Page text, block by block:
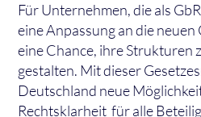
Für Unternehmen, die als
eine Anpassung an die
eine Chance, ihre
gestalten. Mit dieser
Deutschland neue
Rechtsklarheit für alle